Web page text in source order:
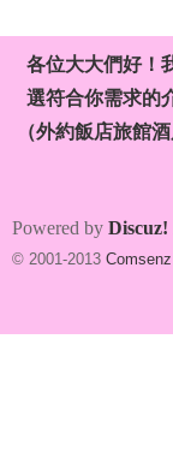
各位大大們好！
選符合你需求的
（外約飯店旅館
Powered by Discuz!
© 2001-2013